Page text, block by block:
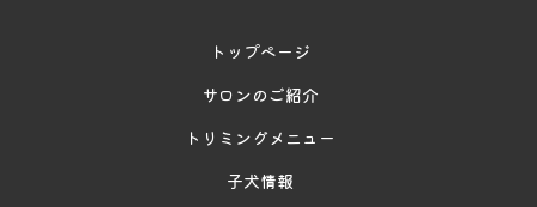
トップページ
サロンのご紹介
トリミングメニュー
子犬情報